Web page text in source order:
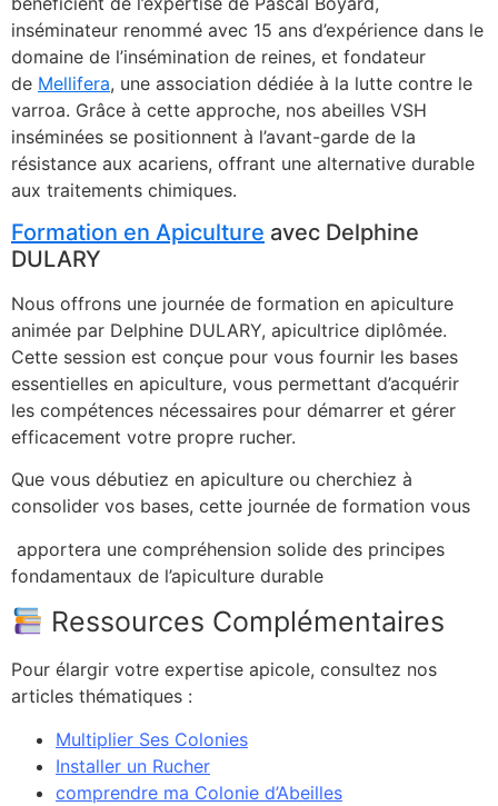
inséminateur renommé avec 15 ans d’expérience dans le
domaine de l’insémination de reines, et fondateur
de Mellifera, une association dédiée à la lutte contre le
varroa. Grâce à cette approche, nos abeilles VSH
inséminées se positionnent à l’avant-garde de la
résistance aux acariens, offrant une alternative durable
aux traitements chimiques.
Formation en Apiculture avec Delphine
DULARY
Nous offrons une journée de formation en apiculture
animée par Delphine DULARY, apicultrice diplômée.
Cette session est conçue pour vous fournir les bases
essentielles en apiculture, vous permettant d’acquérir
les compétences nécessaires pour démarrer et gérer
efficacement votre propre rucher.
Que vous débutiez en apiculture ou cherchiez à
consolider vos bases, cette journée de formation vous
apportera une compréhension solide des principes
fondamentaux de l’apiculture durable
Ressources Complémentaires
Pour élargir votre expertise apicole, consultez nos
articles thématiques :
Multiplier Ses Colonies
Installer un Rucher
comprendre ma Colonie d’Abeilles